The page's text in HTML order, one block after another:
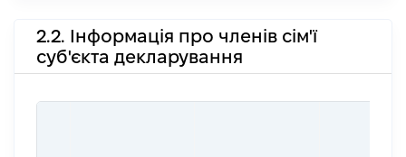
2.2. Інформація про членів сім'ї
суб'єкта декларування